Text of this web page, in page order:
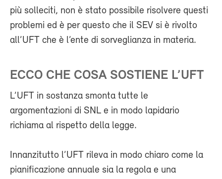
più solleciti, non è stato possibile risolvere questi
problemi ed è per questo che il SEV si è rivolto
all’UFT che è l’ente di sorveglianza in materia.
ECCO CHE COSA SOSTIENE L’UFT
L’UFT in sostanza smonta tutte le
argomentazioni di SNL e in modo lapidario
richiama al rispetto della legge.
Innanzitutto l’UFT rileva in modo chiaro come la
pianificazione annuale sia la regola e una